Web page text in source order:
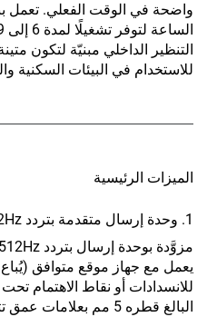
الساعة لتوفر تشغيلًا لمدة 6 إلى 9 ساعات، وهي
التنظير الداخلي مبنيّة لتكون
للاستخدام في البيئات السكنية
الميزات الرئيسية
1. وحدة إرسال متقدمة بتردد 512Hz وقياس العمق
مزوَّدة بوحدة إرسال بتردد 512Hz، هذه
يعمل مع جهاز موقع متوافق
للانسدادات أو نقاط الاهتمام
البالغ قطره 5 مم